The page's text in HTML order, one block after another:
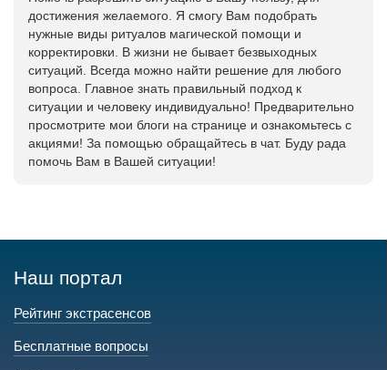
достижения желаемого. Я смогу Вам подобрать
нужные виды ритуалов магической помощи и
корректировки. В жизни не бывает безвыходных
ситуаций. Всегда можно найти решение для любого
вопроса. Главное знать правильный подход к
ситуации и человеку индивидуально! Предварительно
просмотрите мои блоги на странице и ознакомьтесь с
акциями! За помощью обращайтесь в чат. Буду рада
помочь Вам в Вашей ситуации!
Наш портал
Рейтинг экстрасенсов
Бесплатные вопросы